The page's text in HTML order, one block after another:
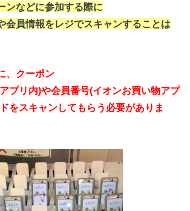
ンなどに参加する際に
会員情報をレジでスキャンすることは
、クーポン
プリ内)や会員番号(イオンお買い物アプ
をスキャンしてもらう必要がありま